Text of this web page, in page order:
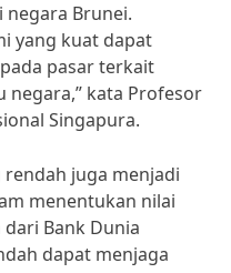
Brunei.
yang kuat dapat
pasar terkait
negara,” kata Profesor
Singapura.
juga menjadi
menentukan nilai
Bank Dunia
dapat menjaga